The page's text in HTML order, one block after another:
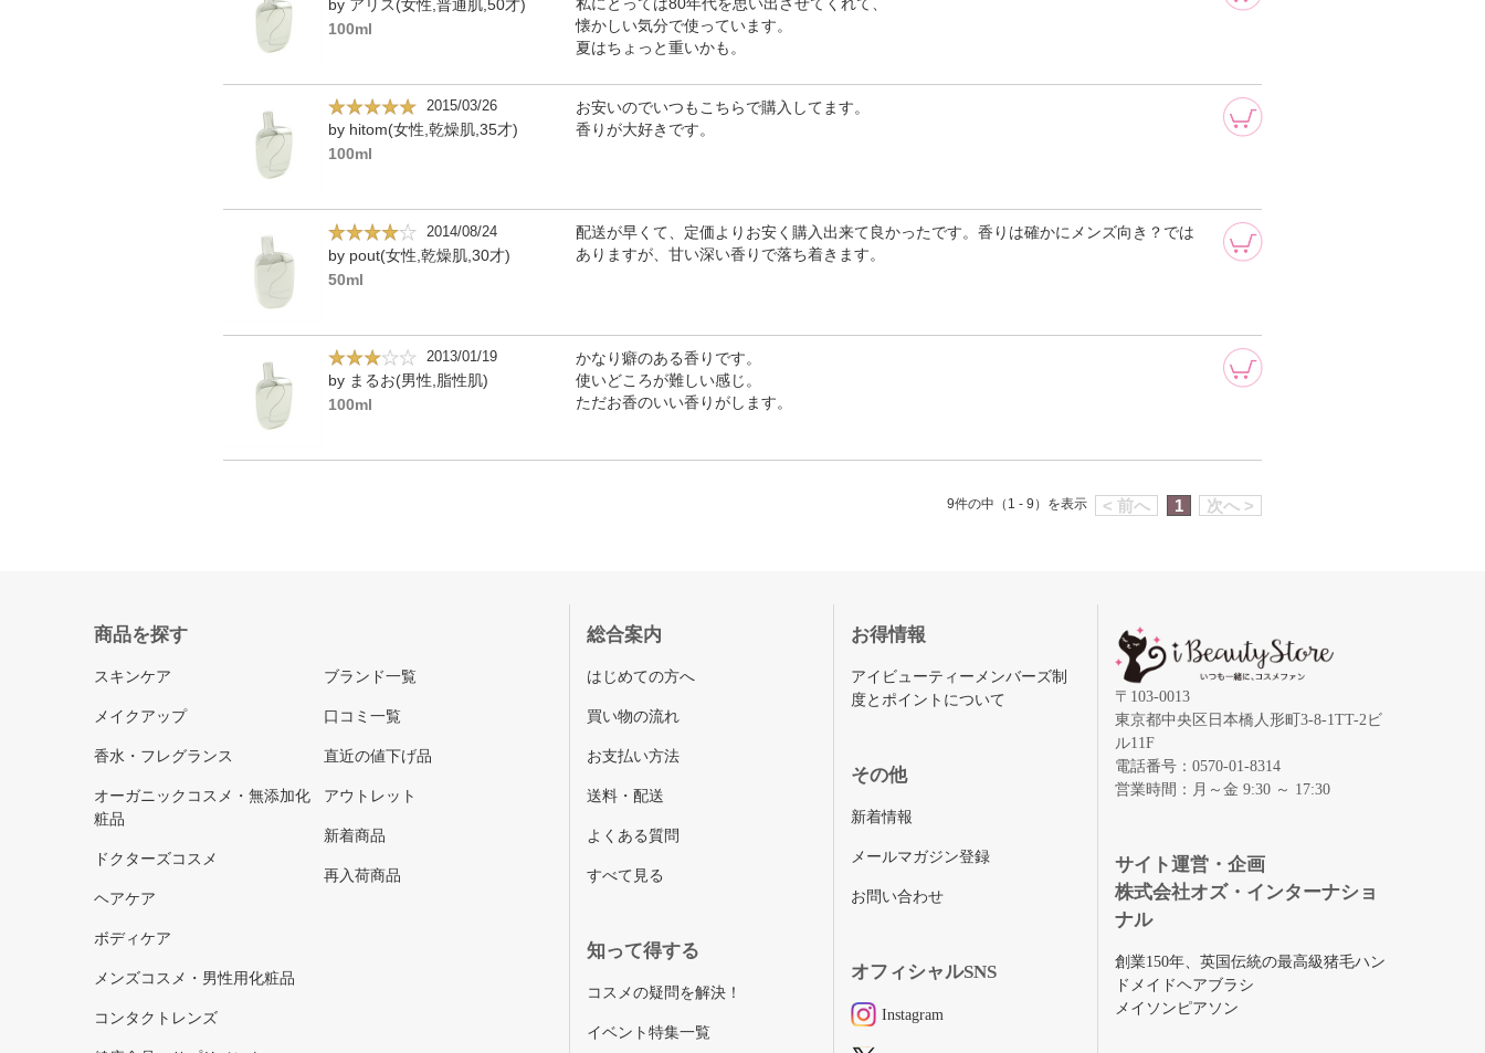
by アリス(女性,普通肌,50才)
100ml
私にとっては80年代を思い出させてくれて、
懐かしい気分で使っています。
夏はちょっと重いかも。
2015/03/26
by hitom(女性,乾燥肌,35才)
100ml
お安いのでいつもこちらで購入してます。
香りが大好きです。
2014/08/24
by pout(女性,乾燥肌,30才)
50ml
配送が早くて、定価よりお安く購入出来て良かったです。香りは確かにメンズ向き？では
ありますが、甘い深い香りで落ち着きます。
2013/01/19
by まるお(男性,脂性肌)
100ml
かなり癖のある香りです。
使いどころが難しい感じ。
ただお香のいい香りがします。
< 前へ 1 次へ >
9件の中（1 - 9）を表示
商品を探す
スキンケア
メイクアップ
香水・フレグランス
オーガニックコスメ・無添加化
粧品
ドクターズコスメ
ヘアケア
ボディケア
メンズコスメ・男性用化粧品
コンタクトレンズ
ブランド一覧
口コミ一覧
直近の値下げ品
アウトレット
新着商品
再入荷商品
総合案内
はじめての方へ
買い物の流れ
お支払い方法
送料・配送
よくある質問
すべて見る
知って得する
コスメの疑問を解決！
イベント特集一覧
お得情報
アイビューティーメンバーズ制
度とポイントについて
その他
新着情報
メールマガジン登録
お問い合わせ
オフィシャルSNS
Instagram
〒103-0013
東京都中央区日本橋人形町3-8-1TT-2ビ
ル11F
電話番号：0570-01-8314
営業時間：月～金 9:30 ～ 17:30
サイト運営・企画
株式会社オズ・インターナショ
ナル
創業150年、英国伝統の最高級猪毛ハン
ドメイドヘアブラシ
メイソンピアソン